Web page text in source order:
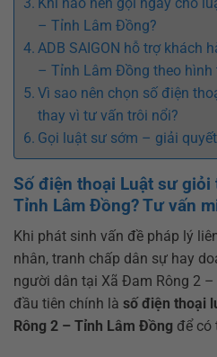
– Tỉnh Lâm Đồng?
ADB SAIGON hỗ trợ khách
– Tỉnh Lâm Đồng theo hình
Vì sao nên chọn số điện
thay vì tư vấn trôi nổi?
Gọi luật sư sớm – giải
Số điện thoại Luật sư giỏi
Tỉnh Lâm Đồng? Tư vấn
Khi phát sinh vấn đề pháp lý
nhân, tranh chấp dân sự hay
người dân tại Xã Đam Rông 2 –
đầu tiên chính là số điện thoại
Rông 2 – Tỉnh Lâm Đồng để có